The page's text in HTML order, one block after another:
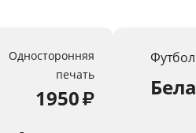
Односторонняя
печать
1950₽